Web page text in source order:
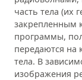
часть тела (их
закрепленным
программы,
передаются на
тела. В
изображения